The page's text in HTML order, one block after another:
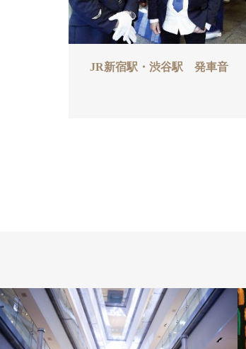
JR新宿駅・渋谷駅 発車音